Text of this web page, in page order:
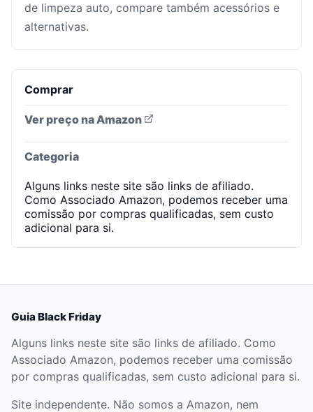
de limpeza auto, compare também acessórios e
alternativas.
Comprar
Ver preço na Amazon
Categoria
Alguns links neste site são links de afiliado.
Como Associado Amazon, podemos receber uma
comissão por compras qualificadas, sem custo
adicional para si.
Guia Black Friday
Alguns links neste site são links de afiliado. Como
Associado Amazon, podemos receber uma comissão
por compras qualificadas, sem custo adicional para si.
Site independente. Não somos a Amazon, nem